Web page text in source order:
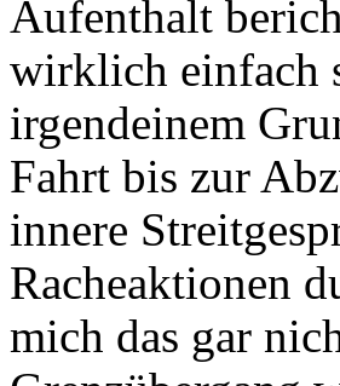
Aufenthalt
wirklich einfach
irgendeinem
Fahrt bis zur
innere
Racheaktionen
mich das gar